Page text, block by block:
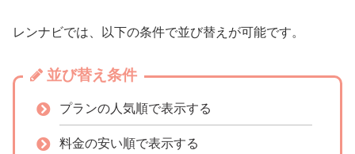
レンナビでは、以下の条件で並び替えが可能です。
並び替え条件
プランの人気順で表示する
料金の安い順で表示する